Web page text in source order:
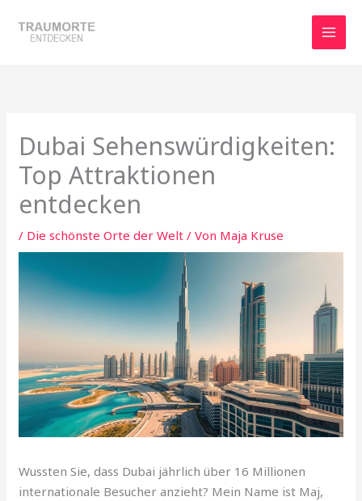
Inhalt
Dubai Sehenswürdigkeiten:
Top Attraktionen
entdecken
/ Die schönste Orte der Welt / Von Maja Kruse
Wussten Sie, dass Dubai jährlich über 16 Millionen
internationale Besucher anzieht? Mein Name ist Maj,